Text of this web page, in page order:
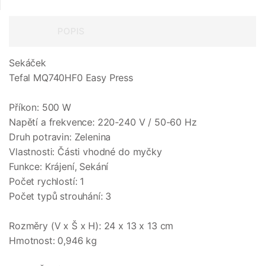
Sekáček
Tefal MQ740HF0 Easy Press
Příkon: 500 W
Napětí a frekvence: 220-240 V / 50-60 Hz
Druh potravin: Zelenina
Vlastnosti: Části vhodné do myčky
Funkce: Krájení, Sekání
Počet rychlostí: 1
Počet typů strouhání: 3
Rozměry (V x Š x H): 24 x 13 x 13 cm
Hmotnost: 0,946 kg